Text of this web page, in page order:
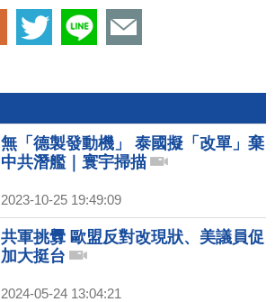
無「德製發動機」 泰國擬「改單」棄
中共潛艦｜寰宇掃描
2023-10-25 19:49:09
共軍挑釁 歐盟反對改現狀、美議員促
加大挺台
2024-05-24 13:04:21